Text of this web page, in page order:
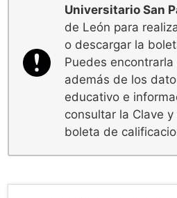
Universitario San
de León para
o descargar la
Puedes
además de los
educativo e
consultar la Clave
boleta de